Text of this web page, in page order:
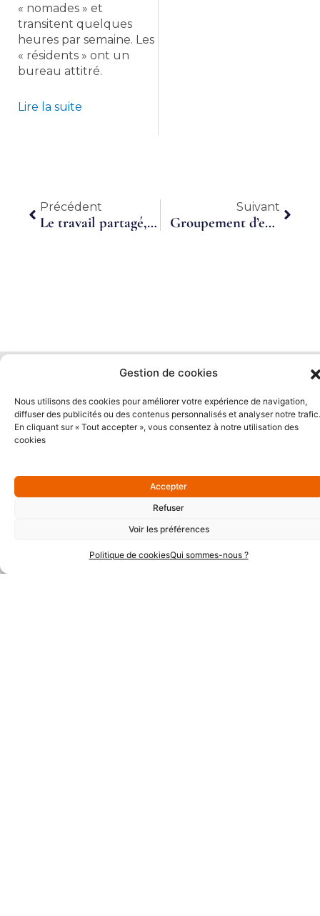
Gestion de cookies
Nous utilisons des cookies pour améliorer votre expérience de navigation,
diffuser des publicités ou des contenus personnalisés et analyser notre trafic.
En cliquant sur « Tout accepter », vous consentez à notre utilisation des
cookies
Accepter
Refuser
Voir les préférences
Politique de cookiesQui sommes-nous ?
« nomades » et
transitent quelques
heures par semaine. Les
« résidents » ont un
bureau attitré.
Lire la suite
Précédent
Précédent
Le travail partagé, une forme d’emploi innovante
Suivant
Groupement d’employeurs : une nouvelle solution pour recruter sur le Parc Industriel de la Plaine de l’Ain
Partenaires Or
Partenaires Argent